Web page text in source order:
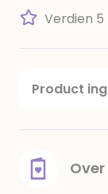
Verdien
Product
E415, water,